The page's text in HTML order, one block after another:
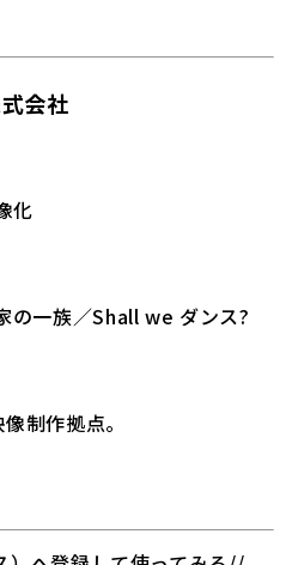
会社
化
の一族／Shall we ダンス?
制作拠点。